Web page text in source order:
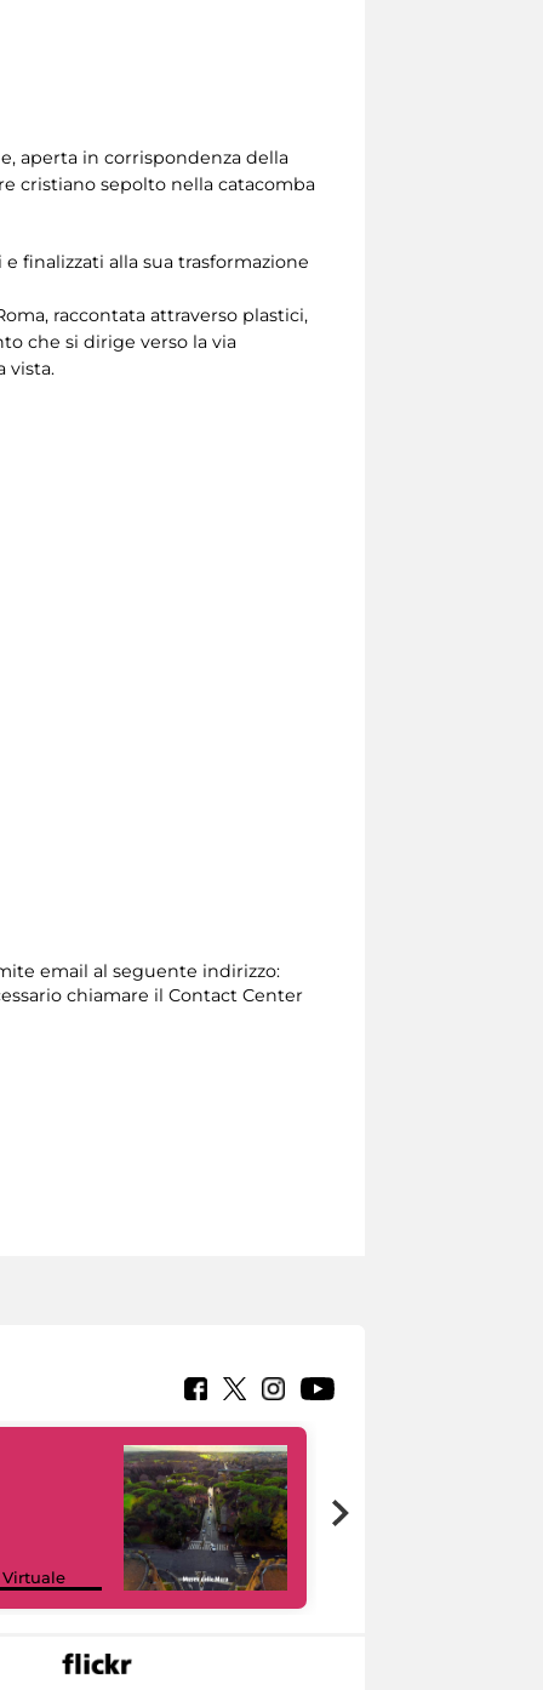
aperta in corrispondenza della
cristiano sepolto nella catacomba
finalizzati alla sua trasformazione
raccontata attraverso plastici,
che si dirige verso la via
vista.
email al seguente indirizzo:
chiamare il Contact Center
Virtuale